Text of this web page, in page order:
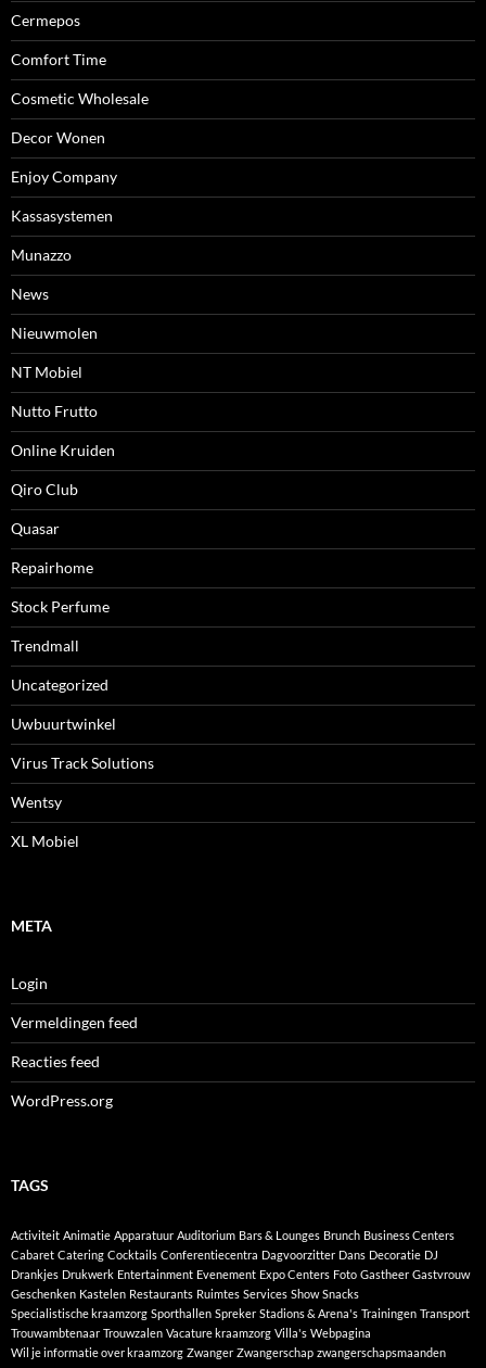
Cermepos
Comfort Time
Cosmetic Wholesale
Decor Wonen
Enjoy Company
Kassasystemen
Munazzo
News
Nieuwmolen
NT Mobiel
Nutto Frutto
Online Kruiden
Qiro Club
Quasar
Repairhome
Stock Perfume
Trendmall
Uncategorized
Uwbuurtwinkel
Virus Track Solutions
Wentsy
XL Mobiel
META
Login
Vermeldingen feed
Reacties feed
WordPress.org
TAGS
Activiteit Animatie Apparatuur Auditorium Bars & Lounges Brunch Business Centers
Cabaret Catering Cocktails Conferentiecentra Dagvoorzitter Dans Decoratie DJ
Drankjes Drukwerk Entertainment Evenement Expo Centers Foto Gastheer Gastvrouw
Geschenken Kastelen Restaurants Ruimtes Services Show Snacks
Specialistische kraamzorg Sporthallen Spreker Stadions & Arena's Trainingen Transport
Trouwambtenaar Trouwzalen Vacature kraamzorg Villa's Webpagina
Wil je informatie over kraamzorg Zwanger Zwangerschap zwangerschapsmaanden